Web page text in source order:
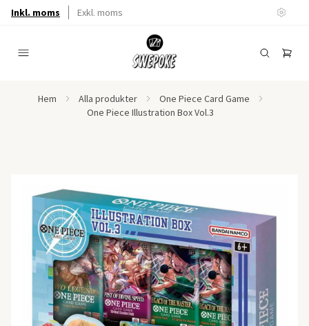
Inkl. moms Exkl. moms
Hem Alla produkter
One Piece Card Game
One Piece Illustration Box Vol.3